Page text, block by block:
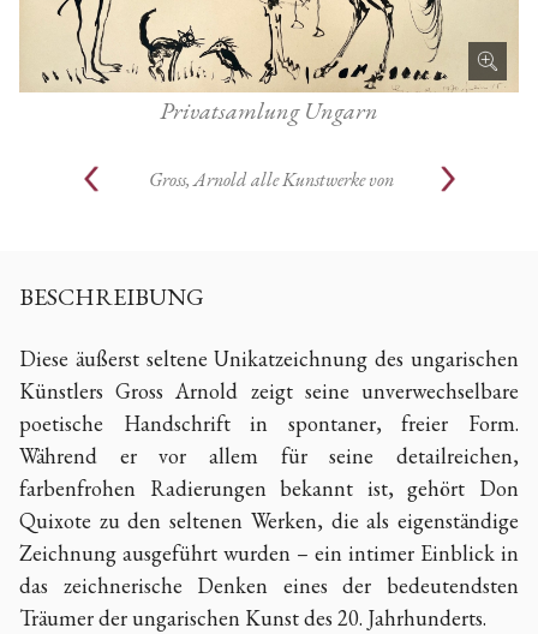
Privatsamlung Ungarn
Gross, Arnoldalle Kunstwerke von
BESCHREIBUNG
Diese äußerst seltene Unikatzeichnung des ungarischen
Künstlers Gross Arnold zeigt seine unverwechselbare
poetische Handschrift in spontaner, freier Form.
Während er vor allem für seine detailreichen,
farbenfrohen Radierungen bekannt ist, gehört Don
Quixote zu den seltenen Werken, die als eigenständige
Zeichnung ausgeführt wurden – ein intimer Einblick in
das zeichnerische Denken eines der bedeutendsten
Träumer der ungarischen Kunst des 20. Jahrhunderts.